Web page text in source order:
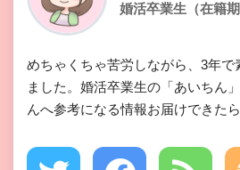
婚活卒業生（在籍期
めちゃくちゃ苦労しながら、3年で
ました。婚活卒業生の「あいちん
んへ参考になる情報お届けできた